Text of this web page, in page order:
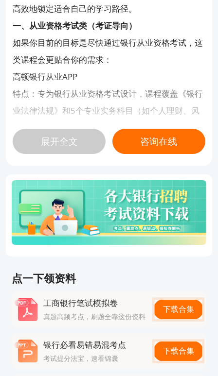
高效地锁定适合自己的学习路径。
一、从业资格考试类（考证导向）
如果你目前的目标是尽快通过银行从业资格考试，这
类课程会更贴合你的需求：
高顿银行从业APP
特点：专为银行从业资格考试设计，课程覆盖《银行
业法律法规》和5个专业实务科目（如个人理财、风
险管理等），课程与真题解析结合紧密，提供智能搜
题、错题重练等实用功能。
合预算有限、自驱力强的学员5。
适合人群：零基础或备考时间紧张的考生。
二、银行从业考试题
第一关：单选题
这种题目只有一个正确答案。相对于其他几类题型，
的分数少就意味着大家能拿到一个相对比较好的成
绩。
因此，做单项选择题时要注意：
确”的，明白题目的要求。
②三四而后行，按照题目要求答好每道题。
展开全文 咨询在线
点一下领资料
工商银行笔试模拟卷
真题高频考点，刷题全靠这份资料
下载合集
银行必看易错易混考点
考试提分法宝，速看锦囊
下载合集